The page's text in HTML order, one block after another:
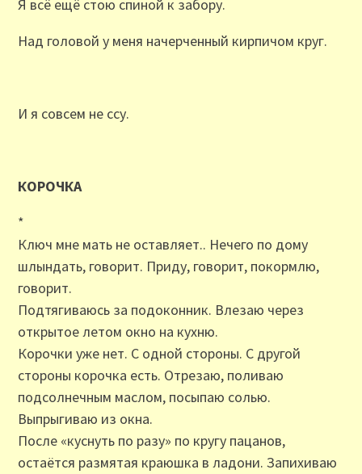
Я всё ещё стою спиной к забору.
Над головой у меня начерченный кирпичом круг.
И я совсем не ссу.
КОРОЧКА
*
Ключ мне мать не оставляет.. Нечего по дому
шлындать, говорит. Приду, говорит, покормлю,
говорит.
Подтягиваюсь за подоконник. Влезаю через
открытое летом окно на кухню.
Корочки уже нет. С одной стороны. С другой
стороны корочка есть. Отрезаю, поливаю
подсолнечным маслом, посыпаю солью.
Выпрыгиваю из окна.
После «куснуть по разу» по кругу пацанов,
остаётся размятая краюшка в ладони. Запихиваю